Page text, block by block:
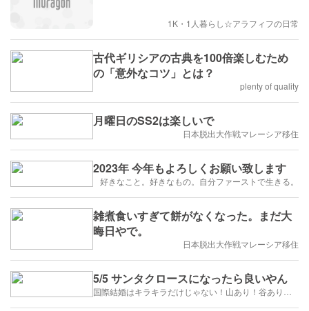
1K・1人暮らし☆アラフィフの日常
古代ギリシアの古典を100倍楽しむため
の「意外なコツ」とは？
plenty of quality
月曜日のSS2は楽しいで
日本脱出大作戦マレーシア移住
2023年 今年もよろしくお願い致します
好きなこと。好きなもの。自分ファーストで生きる。
雑煮食いすぎて餅がなくなった。まだ大
晦日やで。
日本脱出大作戦マレーシア移住
5/5 サンタクロースになったら良いやん